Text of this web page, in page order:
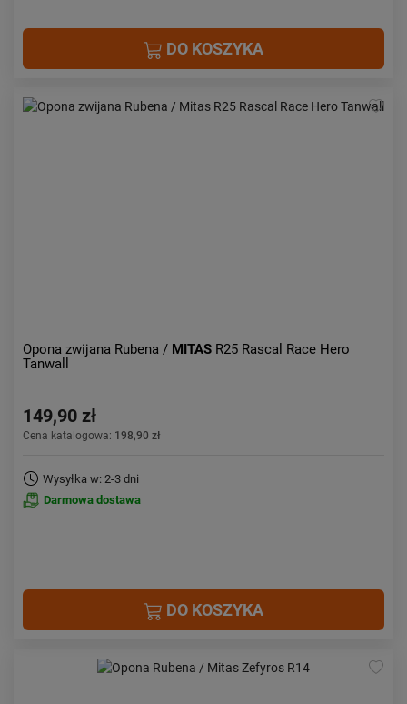
DO KOSZYKA
Opona zwijana Rubena / MITAS R25 Rascal Race Hero
Tanwall
149,90 zł
Cena katalogowa: 198,90 zł
Wysyłka w: 2-3 dni
Darmowa dostawa
DO KOSZYKA